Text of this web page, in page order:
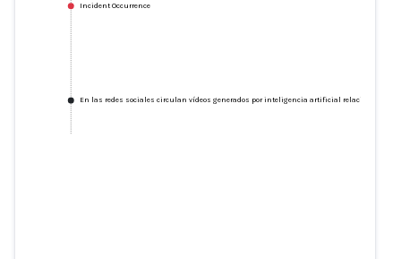
Incident Occurrence
En las redes sociales circulan vídeos generados por inteligencia artificial relacionados